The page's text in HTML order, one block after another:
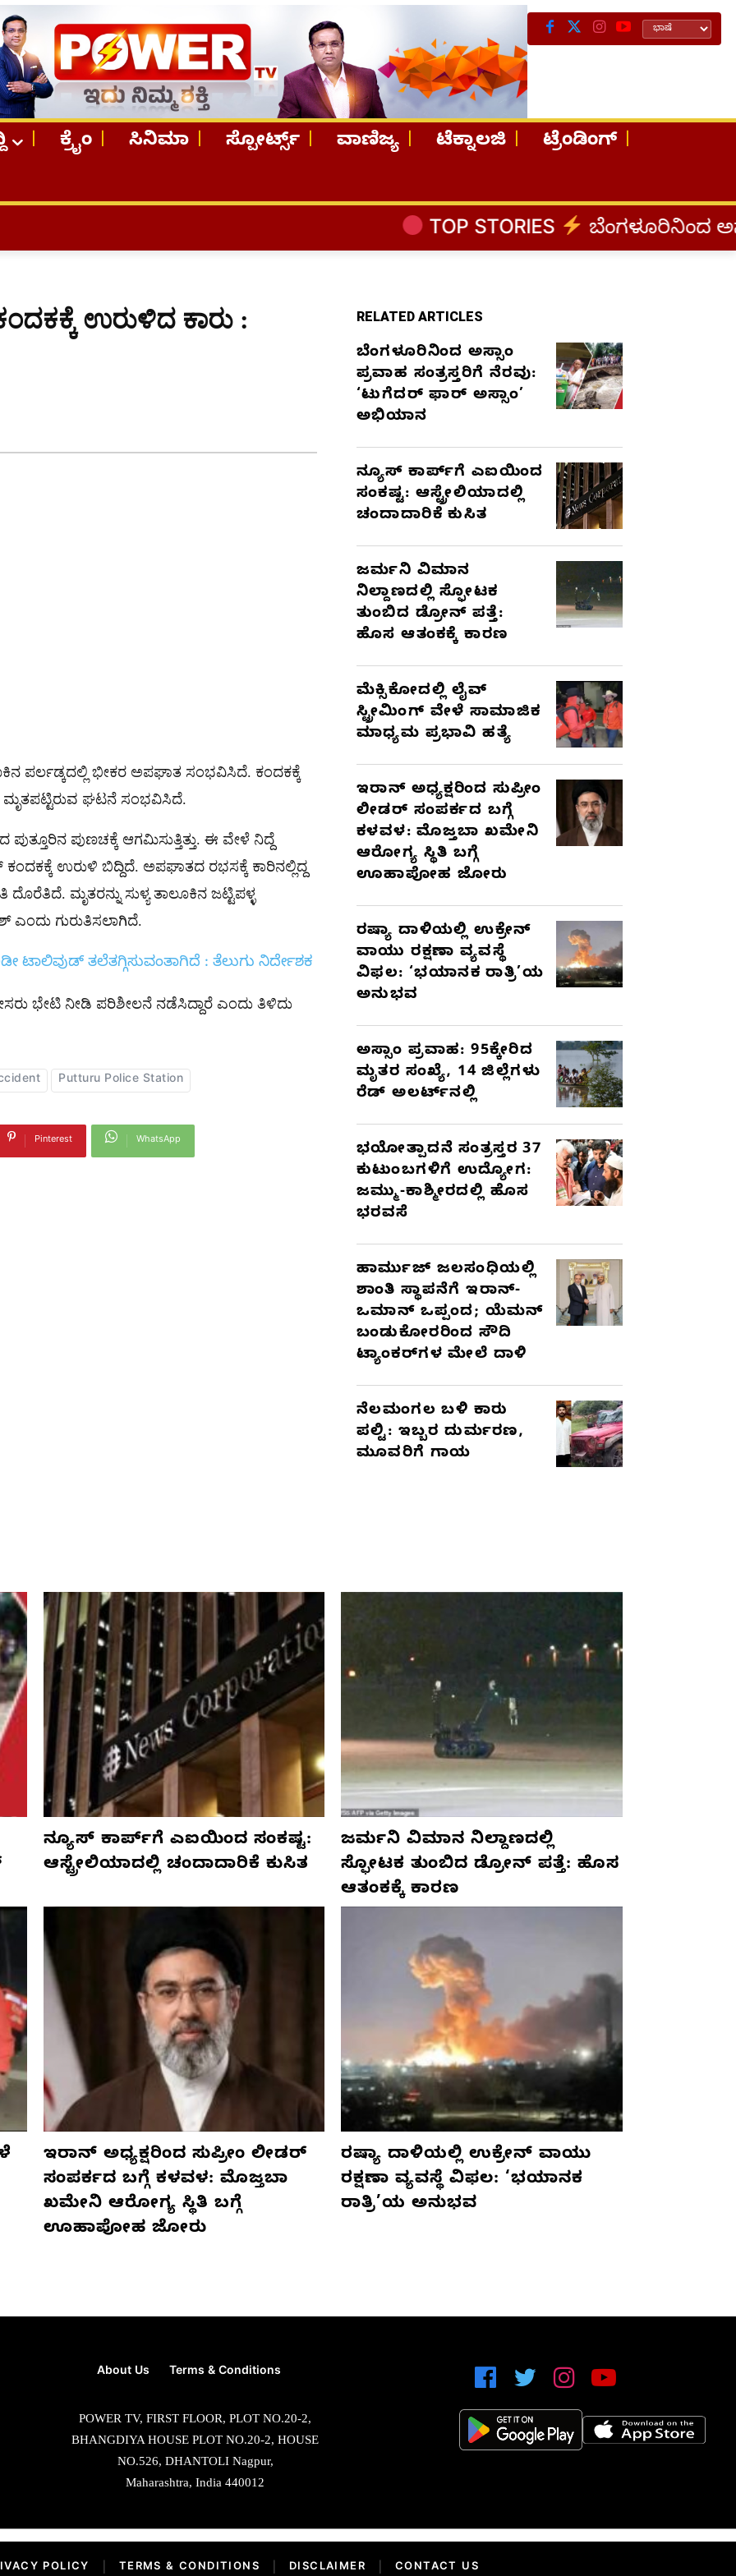
ಕ್ರೈಂ ಸಿನಿಮಾ ಸ್ಪೋರ್ಟ್ಸ್ ವಾಣಿಜ್ಯ ಟೆಕ್ನಾಲಜಿ
ಟ್ರೆಂಡಿಂಗ್
TOP STORIES ಬೆಂಗಳೂರಿನಿಂದ ಅಸ್ಸಾಂ ಪ್ರವಾಹ
ಉರುಳಿದ ಕಾರು :
ಪರ್ಲಡ್ಕದಲ್ಲಿ ಭೀಕರ ಅಪಘಾತ ಸಂಭವಿಸಿದೆ. ಕಂದಕಕ್ಕೆ
ಮೃತಪಟ್ಟಿರುವ ಘಟನೆ ಸಂಭವಿಸಿದೆ.
ಪುಣಚಕ್ಕೆ ಆಗಮಿಸುತ್ತಿತ್ತು. ಈ ವೇಳೆ ನಿದ್ದೆ
ಉರುಳಿ ಬಿದ್ದಿದೆ. ಅಪಘಾತದ ರಭಸಕ್ಕೆ ಕಾರಿನಲ್ಲಿದ್ದ
ಮೃತರನ್ನು ಸುಳ್ಯ ತಾಲೂಕಿನ ಜಟ್ಟಿಪಳ್ಳ
ಎಂದು ಗುರುತಿಸಲಾಗಿದೆ.
ಟಾಲಿವುಡ್​ ತಲೆತಗ್ಗಿಸುವಂತಾಗಿದೆ : ತೆಲುಗು ನಿರ್ದೇಶಕ
ಭೇಟಿ ನೀಡಿ ಪರಿಶೀಲನೆ ನಡೆಸಿದ್ದಾರೆ ಎಂದು ತಿಳಿದು
Putturu Police Station
Pinterest WhatsApp
RELATED ARTICLES
ಬೆಂಗಳೂರಿನಿಂದ ಅಸ್ಸಾಂ
ಪ್ರವಾಹ ಸಂತ್ರಸ್ತರಿಗೆ ನೆರವು:
‘ಟುಗೆದರ್ ಫಾರ್ ಅಸ್ಸಾಂ’
ಅಭಿಯಾನ
ನ್ಯೂಸ್ ಕಾರ್ಪ್‌ಗೆ ಎಐಯಿಂದ
ಸಂಕಷ್ಟ: ಆಸ್ಟ್ರೇಲಿಯಾದಲ್ಲಿ
ಚಂದಾದಾರಿಕೆ ಕುಸಿತ
ಜರ್ಮನಿ ವಿಮಾನ
ನಿಲ್ದಾಣದಲ್ಲಿ ಸ್ಫೋಟಕ
ತುಂಬಿದ ಡ್ರೋನ್ ಪತ್ತೆ:
ಹೊಸ ಆತಂಕಕ್ಕೆ ಕಾರಣ
ಮೆಕ್ಸಿಕೋದಲ್ಲಿ ಲೈವ್
ಸ್ಟ್ರೀಮಿಂಗ್ ವೇಳೆ ಸಾಮಾಜಿಕ
ಮಾಧ್ಯಮ ಪ್ರಭಾವಿ ಹತ್ಯೆ
ಇರಾನ್ ಅಧ್ಯಕ್ಷರಿಂದ ಸುಪ್ರೀಂ
ಲೀಡರ್ ಸಂಪರ್ಕದ ಬಗ್ಗೆ
ಕಳವಳ: ಮೊಜ್ತಬಾ ಖಮೇನಿ
ಆರೋಗ್ಯ ಸ್ಥಿತಿ ಬಗ್ಗೆ
ಊಹಾಪೋಹ ಜೋರು
ರಷ್ಯಾ ದಾಳಿಯಲ್ಲಿ ಉಕ್ರೇನ್
ವಾಯು ರಕ್ಷಣಾ ವ್ಯವಸ್ಥೆ
ವಿಫಲ: ‘ಭಯಾನಕ ರಾತ್ರಿ’ಯ
ಅನುಭವ
ಅಸ್ಸಾಂ ಪ್ರವಾಹ: 95ಕ್ಕೇರಿದ
ಮೃತರ ಸಂಖ್ಯೆ, 14 ಜಿಲ್ಲೆಗಳು
ರೆಡ್ ಅಲರ್ಟ್‌ನಲ್ಲಿ
ಭಯೋತ್ಪಾದನೆ ಸಂತ್ರಸ್ತರ 37
ಕುಟುಂಬಗಳಿಗೆ ಉದ್ಯೋಗ:
ಜಮ್ಮು-ಕಾಶ್ಮೀರದಲ್ಲಿ ಹೊಸ
ಭರವಸೆ
ಹಾರ್ಮುಜ್ ಜಲಸಂಧಿಯಲ್ಲಿ
ಶಾಂತಿ ಸ್ಥಾಪನೆಗೆ ಇರಾನ್-
ಒಮಾನ್ ಒಪ್ಪಂದ; ಯೆಮನ್
ಬಂಡುಕೋರರಿಂದ ಸೌದಿ
ಟ್ಯಾಂಕರ್‌ಗಳ ಮೇಲೆ ದಾಳಿ
ನೆಲಮಂಗಲ ಬಳಿ ಕಾರು
ಪಲ್ಟಿ: ಇಬ್ಬರ ದುರ್ಮರಣ,
ಮೂವರಿಗೆ ಗಾಯ
ನ್ಯೂಸ್ ಕಾರ್ಪ್‌ಗೆ ಎಐಯಿಂದ ಸಂಕಷ್ಟ:
ಆಸ್ಟ್ರೇಲಿಯಾದಲ್ಲಿ ಚಂದಾದಾರಿಕೆ ಕುಸಿತ
ಜರ್ಮನಿ ವಿಮಾನ ನಿಲ್ದಾಣದಲ್ಲಿ
ಸ್ಫೋಟಕ ತುಂಬಿದ ಡ್ರೋನ್ ಪತ್ತೆ: ಹೊಸ
ಆತಂಕಕ್ಕೆ ಕಾರಣ
ಇರಾನ್ ಅಧ್ಯಕ್ಷರಿಂದ ಸುಪ್ರೀಂ ಲೀಡರ್
ಸಂಪರ್ಕದ ಬಗ್ಗೆ ಕಳವಳ: ಮೊಜ್ತಬಾ
ಖಮೇನಿ ಆರೋಗ್ಯ ಸ್ಥಿತಿ ಬಗ್ಗೆ
ಊಹಾಪೋಹ ಜೋರು
ರಷ್ಯಾ ದಾಳಿಯಲ್ಲಿ ಉಕ್ರೇನ್ ವಾಯು
ರಕ್ಷಣಾ ವ್ಯವಸ್ಥೆ ವಿಫಲ: ‘ಭಯಾನಕ
ರಾತ್ರಿ’ಯ ಅನುಭವ
About Us Terms & Conditions
POWER TV, FIRST FLOOR, PLOT NO.20-2,
BHANGDIYA HOUSE PLOT NO.20-2, HOUSE
NO.526, DHANTOLI Nagpur,
Maharashtra, India 440012
POLICY TERMS & CONDITIONS DISCLAIMER CONTACT US